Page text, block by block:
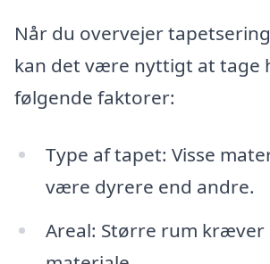
Når du overvejer
kan det være nyttigt at tage
følgende faktorer:
Type af tapet: Visse
være dyrere end andre.
Areal: Større rum kræver